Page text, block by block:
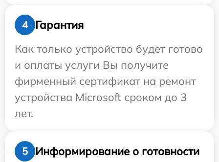
4
Гарантия
Как только устройство будет готово
и оплаты услуги Вы получите
фирменный сертификат на ремонт
устройства Microsoft сроком до 3
лет.
5 Информирование о готовности